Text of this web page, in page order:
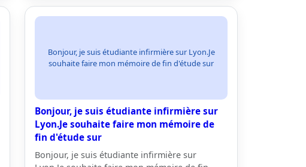
Bonjour, je suis étudiante infirmière sur Lyon.Je
souhaite faire mon mémoire de fin d'étude sur
Bonjour, je suis étudiante infirmière sur
Lyon.Je souhaite faire mon mémoire de
fin d'étude sur
Bonjour, je suis étudiante infirmière sur